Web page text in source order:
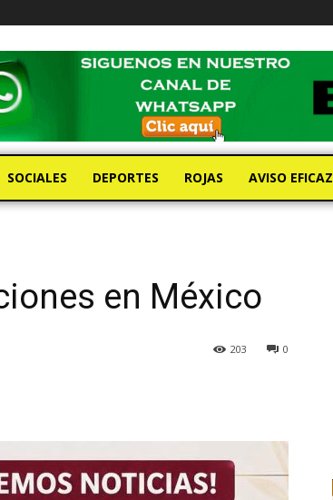
SOCIALES DEPORTES ROJAS AVISO EFICAZ
en México
0
203